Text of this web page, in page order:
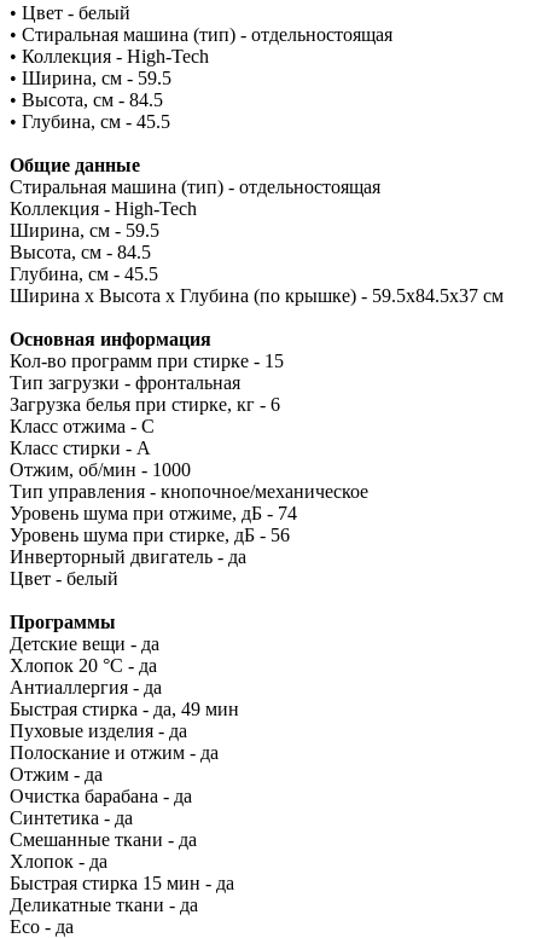
• Цвет - белый
• Стиральная машина (тип) - отдельностоящая
• Коллекция - High-Tech
• Ширина, см - 59.5
• Высота, см - 84.5
• Глубина, см - 45.5
Общие данные
Стиральная машина (тип) - отдельностоящая
Коллекция - High-Tech
Ширина, см - 59.5
Высота, см - 84.5
Глубина, см - 45.5
Ширина х Высота х Глубина (по крышке) - 59.5x84.5x37 см
Основная информация
Кол-во программ при стирке - 15
Тип загрузки - фронтальная
Загрузка белья при стирке, кг - 6
Класс отжима - C
Класс стирки - А
Отжим, об/мин - 1000
Тип управления - кнопочное/механическое
Уровень шума при отжиме, дБ - 74
Уровень шума при стирке, дБ - 56
Инверторный двигатель - да
Цвет - белый
Программы
Детские вещи - да
Хлопок 20 °C - да
Антиаллергия - да
Быстрая стирка - да, 49 мин
Пуховые изделия - да
Полоскание и отжим - да
Отжим - да
Очистка барабана - да
Синтетика - да
Смешанные ткани - да
Хлопок - да
Быстрая стирка 15 мин - да
Деликатные ткани - да
Eco - да